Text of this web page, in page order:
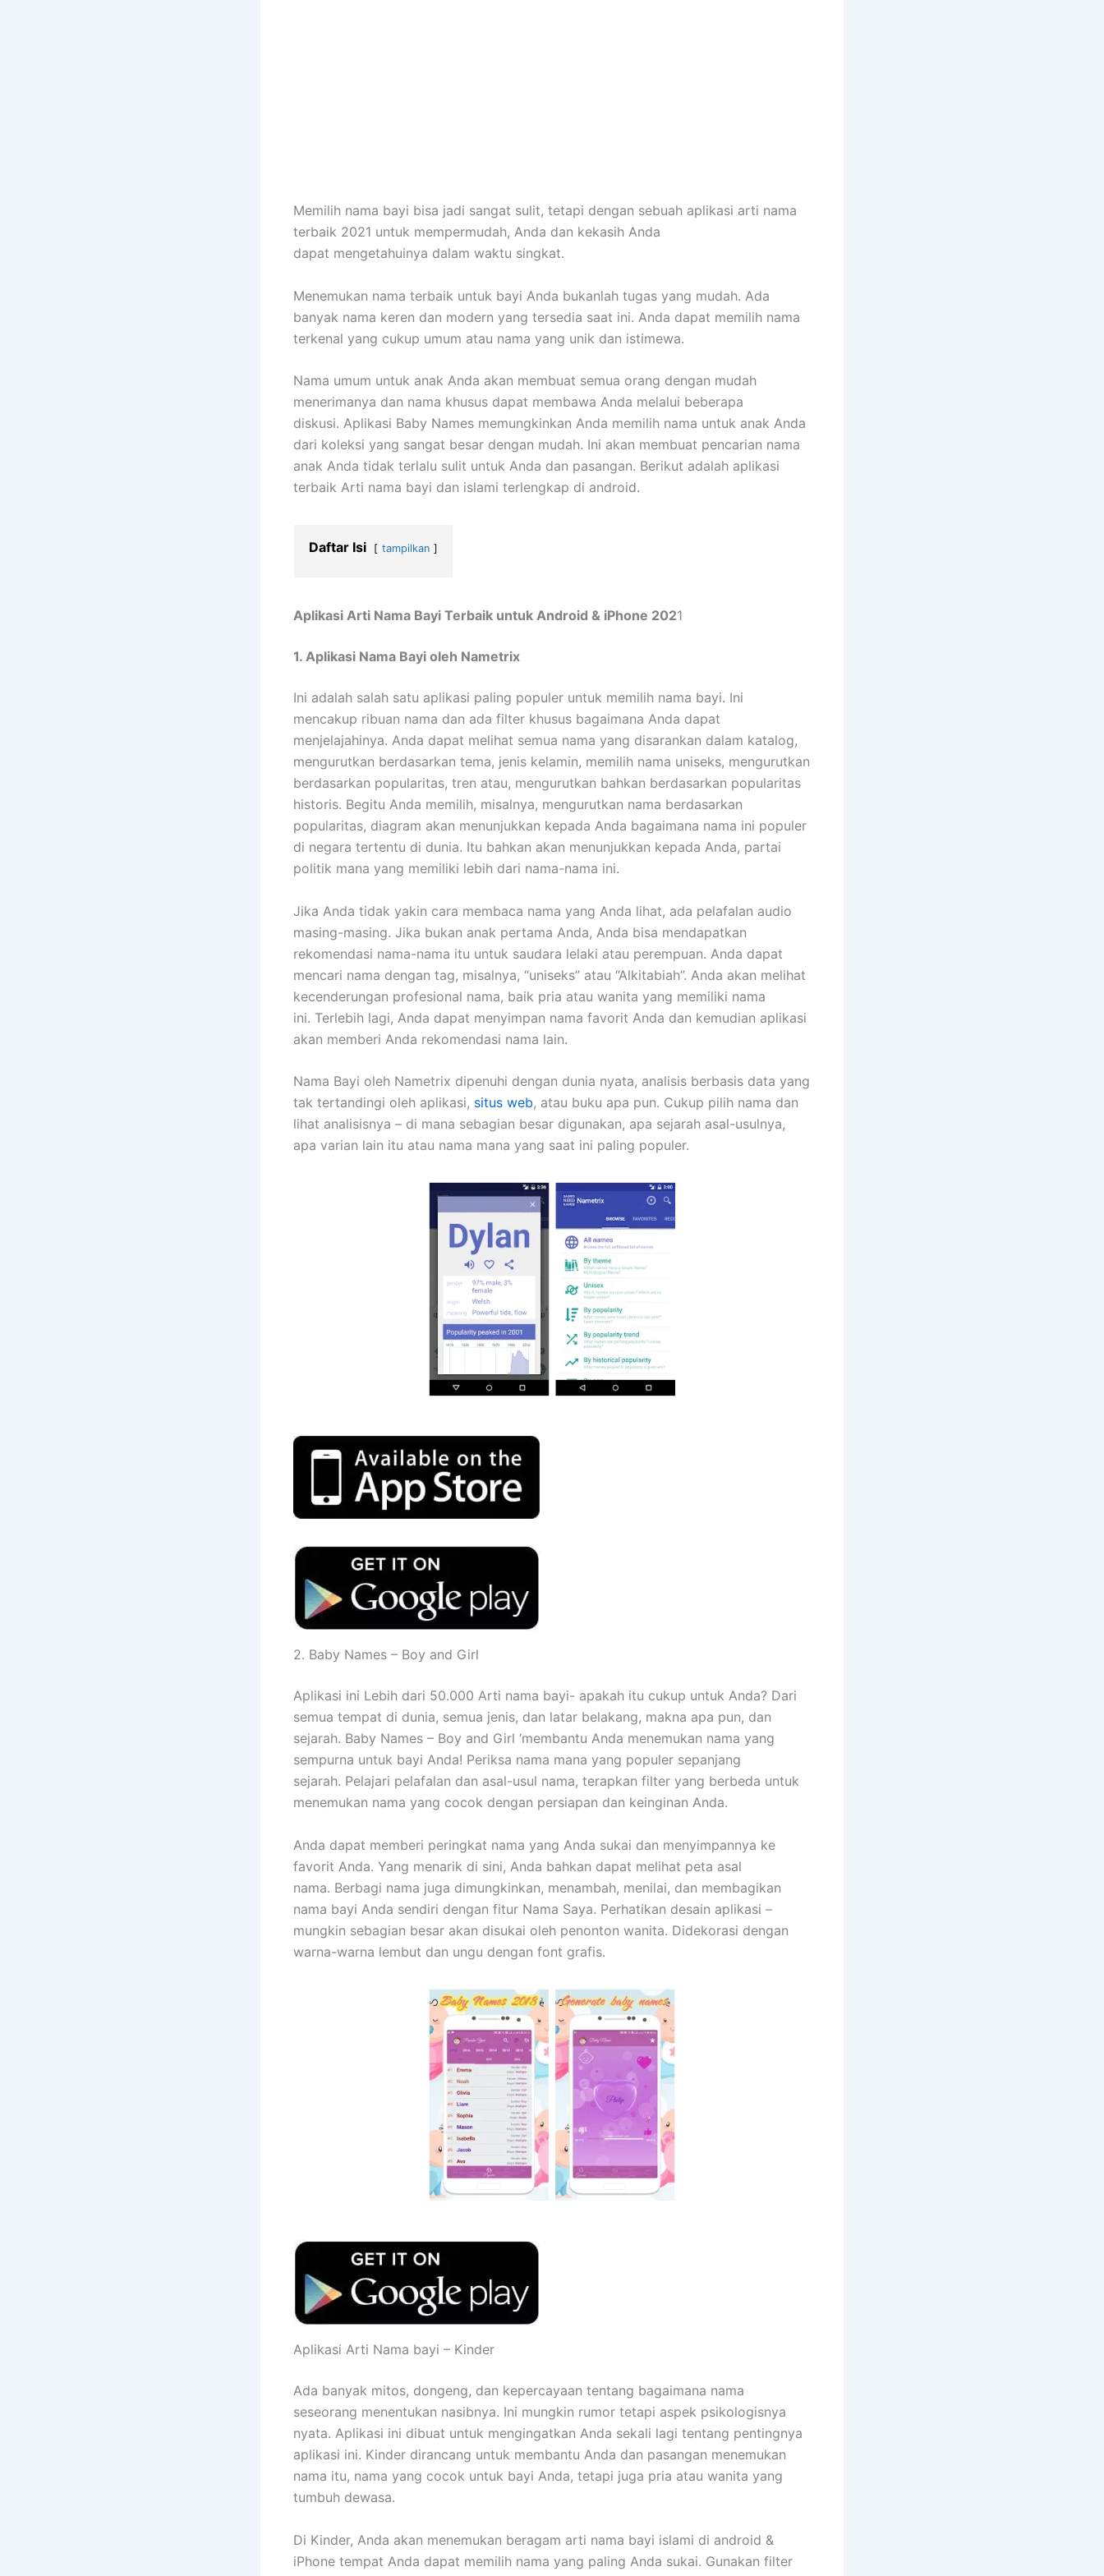
Memilih nama bayi bisa jadi sangat sulit, tetapi dengan sebuah aplikasi arti nama
terbaik 2021 untuk mempermudah, Anda dan kekasih Anda
dapat mengetahuinya dalam waktu singkat.
Menemukan nama terbaik untuk bayi Anda bukanlah tugas yang mudah. Ada
banyak nama keren dan modern yang tersedia saat ini. Anda dapat memilih nama
terkenal yang cukup umum atau nama yang unik dan istimewa.
Nama umum untuk anak Anda akan membuat semua orang dengan mudah
menerimanya dan nama khusus dapat membawa Anda melalui beberapa
diskusi. Aplikasi Baby Names memungkinkan Anda memilih nama untuk anak Anda
dari koleksi yang sangat besar dengan mudah. Ini akan membuat pencarian nama
anak Anda tidak terlalu sulit untuk Anda dan pasangan. Berikut adalah aplikasi
terbaik Arti nama bayi dan islami terlengkap di android.
Daftar Isi tampilkan
Aplikasi Arti Nama Bayi Terbaik untuk Android & iPhone 2021
1. Aplikasi Nama Bayi oleh Nametrix
Ini adalah salah satu aplikasi paling populer untuk memilih nama bayi. Ini
mencakup ribuan nama dan ada filter khusus bagaimana Anda dapat
menjelajahinya. Anda dapat melihat semua nama yang disarankan dalam katalog,
mengurutkan berdasarkan tema, jenis kelamin, memilih nama uniseks, mengurutkan
berdasarkan popularitas, tren atau, mengurutkan bahkan berdasarkan popularitas
historis. Begitu Anda memilih, misalnya, mengurutkan nama berdasarkan
popularitas, diagram akan menunjukkan kepada Anda bagaimana nama ini populer
di negara tertentu di dunia. Itu bahkan akan menunjukkan kepada Anda, partai
politik mana yang memiliki lebih dari nama-nama ini.
Jika Anda tidak yakin cara membaca nama yang Anda lihat, ada pelafalan audio
masing-masing. Jika bukan anak pertama Anda, Anda bisa mendapatkan
rekomendasi nama-nama itu untuk saudara lelaki atau perempuan. Anda dapat
mencari nama dengan tag, misalnya, “uniseks” atau “Alkitabiah”. Anda akan melihat
kecenderungan profesional nama, baik pria atau wanita yang memiliki nama
ini. Terlebih lagi, Anda dapat menyimpan nama favorit Anda dan kemudian aplikasi
akan memberi Anda rekomendasi nama lain.
Nama Bayi oleh Nametrix dipenuhi dengan dunia nyata, analisis berbasis data yang
tak tertandingi oleh aplikasi, situs web, atau buku apa pun. Cukup pilih nama dan
lihat analisisnya – di mana sebagian besar digunakan, apa sejarah asal-usulnya,
apa varian lain itu atau nama mana yang saat ini paling populer.
2. Baby Names – Boy and Girl
Aplikasi ini Lebih dari 50.000 Arti nama bayi- apakah itu cukup untuk Anda? Dari
semua tempat di dunia, semua jenis, dan latar belakang, makna apa pun, dan
sejarah. Baby Names – Boy and Girl ‘membantu Anda menemukan nama yang
sempurna untuk bayi Anda! Periksa nama mana yang populer sepanjang
sejarah. Pelajari pelafalan dan asal-usul nama, terapkan filter yang berbeda untuk
menemukan nama yang cocok dengan persiapan dan keinginan Anda.
Anda dapat memberi peringkat nama yang Anda sukai dan menyimpannya ke
favorit Anda. Yang menarik di sini, Anda bahkan dapat melihat peta asal
nama. Berbagi nama juga dimungkinkan, menambah, menilai, dan membagikan
nama bayi Anda sendiri dengan fitur Nama Saya. Perhatikan desain aplikasi –
mungkin sebagian besar akan disukai oleh penonton wanita. Didekorasi dengan
warna-warna lembut dan ungu dengan font grafis.
Aplikasi Arti Nama bayi – Kinder
Ada banyak mitos, dongeng, dan kepercayaan tentang bagaimana nama
seseorang menentukan nasibnya. Ini mungkin rumor tetapi aspek psikologisnya
nyata. Aplikasi ini dibuat untuk mengingatkan Anda sekali lagi tentang pentingnya
aplikasi ini. Kinder dirancang untuk membantu Anda dan pasangan menemukan
nama itu, nama yang cocok untuk bayi Anda, tetapi juga pria atau wanita yang
tumbuh dewasa.
Di Kinder, Anda akan menemukan beragam arti nama bayi islami di android &
iPhone tempat Anda dapat memilih nama yang paling Anda sukai. Gunakan filter